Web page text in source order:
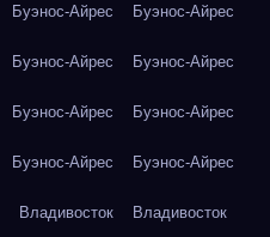
Буэнос-Айрес Буэнос-Айрес
Буэнос-Айрес Буэнос-Айрес
Буэнос-Айрес Буэнос-Айрес
Буэнос-Айрес Буэнос-Айрес
Владивосток Владивосток